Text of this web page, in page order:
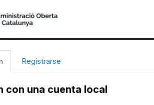
Registrarse
con una cuenta local